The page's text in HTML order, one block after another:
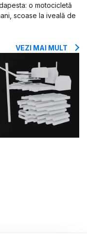
o motocicletă
scoase la iveală de
VEZI MAI MULT